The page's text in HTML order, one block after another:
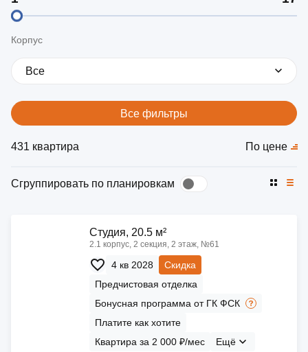
Корпус
Все
Все фильтры
431 квартира
Сгруппировать по планировкам
По цене
Cтудия, 20.5 м²
2.1 корпус, 2 секция, 2 этаж, №61
4 кв 2028
Скидка
Предчистовая отделка
Бонусная программа от ГК ФСК
Платите как хотите
Квартира за 2 000 ₽/мес
Ещё